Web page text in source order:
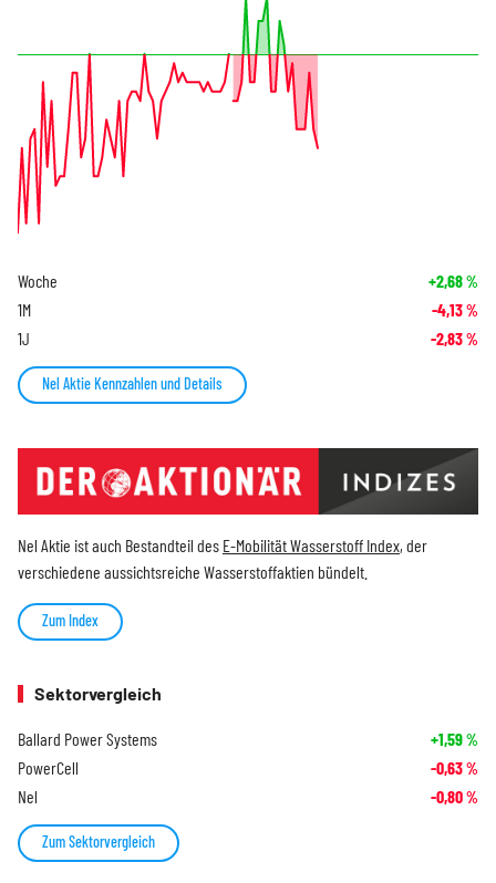
Woche +2,68%
1M -4,13%
1J -2,83%
Nel Aktie Kennzahlen und Details
Nel Aktie ist auch Bestandteil des E-Mobilität Wasserstoff Index, der
verschiedene aussichtsreiche Wasserstoffaktien bündelt.
Zum Index
Sektorvergleich
Ballard Power Systems +1,59%
PowerCell -0,63%
Nel -0,80%
Zum Sektorvergleich